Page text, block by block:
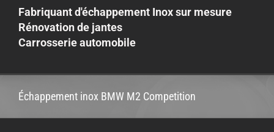
Fabriquant d'échappement Inox sur mesure
Rénovation de jantes
Carrosserie automobile
Échappement inox BMW M2 Competition